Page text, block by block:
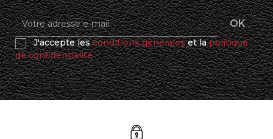
J'accepte lesconditions généraleset lapolitique
de confidentialité